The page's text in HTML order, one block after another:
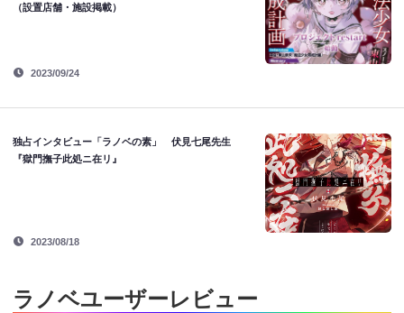
（設置店舗・施設掲載）
2023/09/24
独占インタビュー「ラノベの素」 伏見七尾先生
『獄門撫子此処ニ在リ』
2023/08/18
ラノベユーザーレビュー